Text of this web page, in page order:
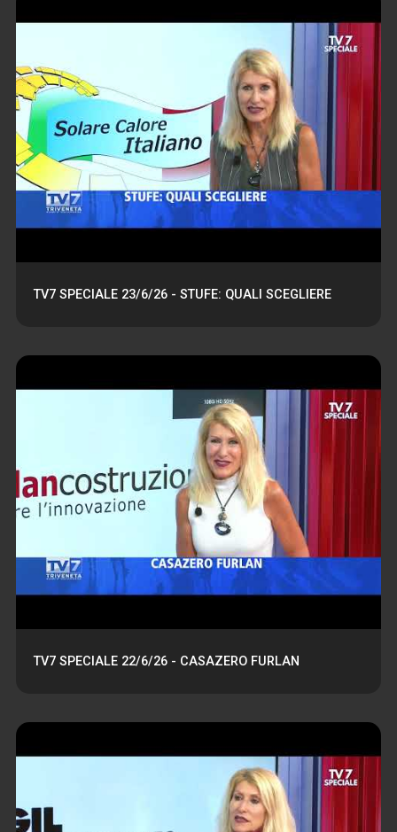
TV7 SPECIALE 23/6/26 - STUFE: QUALI SCEGLIERE
TV7 SPECIALE 22/6/26 - CASAZERO FURLAN